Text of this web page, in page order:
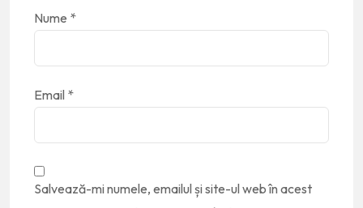
Nume *
Email *
Salvează-mi numele, emailul și site-ul web în acest